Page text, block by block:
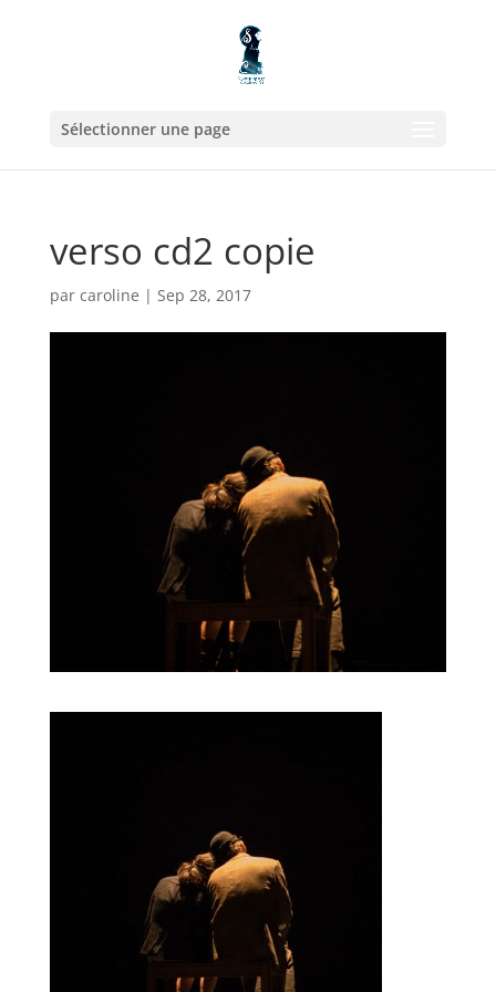
Sélectionner une page
verso cd2 copie
par caroline | Sep 28, 2017